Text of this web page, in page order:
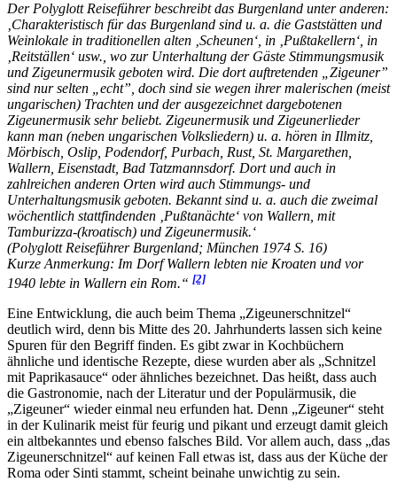
Der Polyglott Reiseführer beschreibt das Burgenland unter anderen:
‚Charakteristisch für das Burgenland sind u. a. die Gaststätten und
Weinlokale in traditionellen alten ‚Scheunen‘, in ‚Pußtakellern‘, in
‚Reitställen‘ usw., wo zur Unterhaltung der Gäste Stimmungsmusik
und Zigeunermusik geboten wird. Die dort auftretenden „Zigeuner”
sind nur selten „echt”, doch sind sie wegen ihrer malerischen (meist
ungarischen) Trachten und der ausgezeichnet dargebotenen
Zigeunermusik sehr beliebt. Zigeunermusik und Zigeunerlieder
kann man (neben ungarischen Volksliedern) u. a. hören in Illmitz,
Mörbisch, Oslip, Podendorf, Purbach, Rust, St. Margarethen,
Wallern, Eisenstadt, Bad Tatzmannsdorf. Dort und auch in
zahlreichen anderen Orten wird auch Stimmungs- und
Unterhaltungsmusik geboten. Bekannt sind u. a. auch die zweimal
wöchentlich stattfindenden ‚Pußtanächte‘ von Wallern, mit
Tamburizza-(kroatisch) und Zigeunermusik.‘
(Polyglott Reiseführer Burgenland; München 1974 S. 16)
Kurze Anmerkung: Im Dorf Wallern lebten nie Kroaten und vor
1940 lebte in Wallern ein Rom.“ [2]
Eine Entwicklung, die auch beim Thema „Zigeunerschnitzel“
deutlich wird, denn bis Mitte des 20. Jahrhunderts lassen sich keine
Spuren für den Begriff finden. Es gibt zwar in Kochbüchern
ähnliche und identische Rezepte, diese wurden aber als „Schnitzel
mit Paprikasauce“ oder ähnliches bezeichnet. Das heißt, dass auch
die Gastronomie, nach der Literatur und der Populärmusik, die
„Zigeuner“ wieder einmal neu erfunden hat. Denn „Zigeuner“ steht
in der Kulinarik meist für feurig und pikant und erzeugt damit gleich
ein altbekanntes und ebenso falsches Bild. Vor allem auch, dass „das
Zigeunerschnitzel“ auf keinen Fall etwas ist, dass aus der Küche der
Roma oder Sinti stammt, scheint beinahe unwichtig zu sein.